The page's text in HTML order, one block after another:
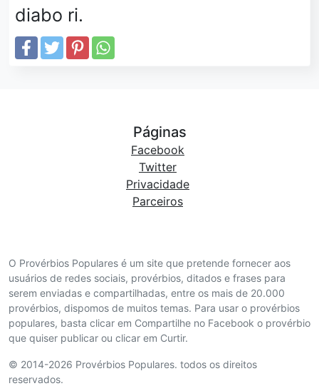
diabo ri.
O Provérbios Populares é um site que pretende fornecer aos
usuários de redes sociais, provérbios, ditados e frases para
serem enviadas e compartilhadas, entre os mais de 20.000
provérbios, dispomos de muitos temas. Para usar o provérbios
populares, basta clicar em Compartilhe no Facebook o provérbio
que quiser publicar ou clicar em Curtir.
© 2014-2026 Provérbios Populares. todos os direitos
reservados.
Páginas
Facebook
Twitter
Privacidade
Parceiros